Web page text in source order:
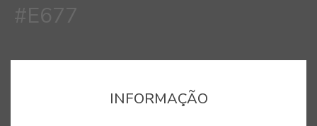
#E677
INFORMAÇÃO